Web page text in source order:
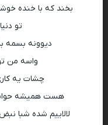
بخند که با خنده
تو
دیوونه بسمه
واسه من
چشات یه
هست همیشه
لالاییم شده شبا